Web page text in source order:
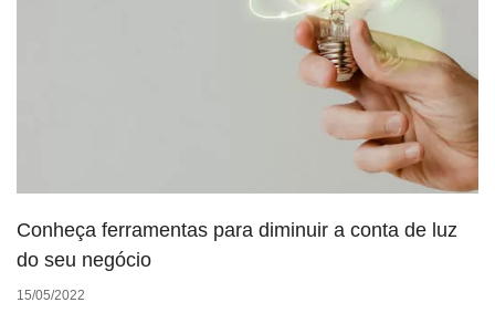
Conheça ferramentas para diminuir a conta de luz
do seu negócio
15/05/2022